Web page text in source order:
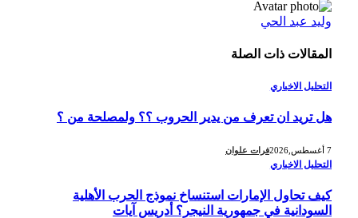
وليد عبد الحي
المقالاتذات الصلة
التحليل الاخباري
هل تريد ان تعرف من يدير الحروب ؟؟ ولمصلحة من ؟
فرات علوان
التحليل الاخباري
كيف تحاول الإمارات استنساخ نموذج الحرب الأهلية
السودانية في جمهورية النيجر؟ أدريس آيات